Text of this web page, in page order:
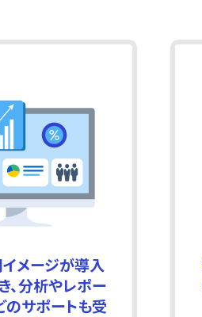
メージが導入
、分析やレポー
のサポートも受